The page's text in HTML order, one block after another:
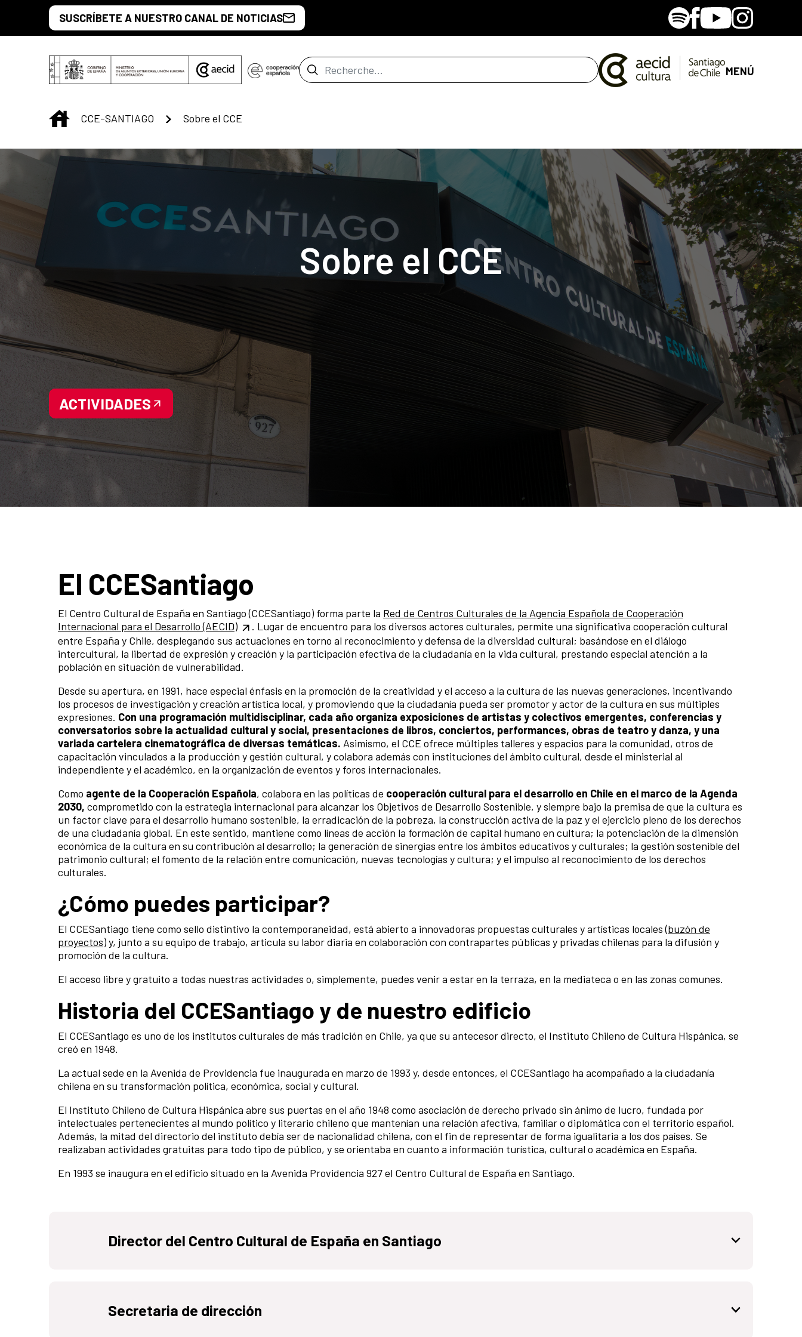
Saut au contenu principal
SUSCRÍBETE A NUESTRO CANAL DE NOTICIAS SpotifyFacebook
YoutubeInstagram
Barre de recherche MENÚ
INICIO
CCE-SANTIAGO Sobre el CCE
Sobre el CCE
ACTIVIDADES
El CCESantiago
El Centro Cultural de España en Santiago (CCESantiago) forma parte la Red de Centros Culturales de la Agencia Española de Cooperación
Internacional para el Desarrollo (AECID)
. Lugar de encuentro para los diversos actores culturales, permite una significativa cooperación cultural
entre España y Chile, desplegando sus actuaciones en torno al reconocimiento y defensa de la diversidad cultural; basándose en el diálogo
intercultural, la libertad de expresión y creación y la participación efectiva de la ciudadanía en la vida cultural, prestando especial atención a la
población en situación de vulnerabilidad.
Desde su apertura, en 1991, hace especial énfasis en la promoción de la creatividad y el acceso a la cultura de las nuevas generaciones, incentivando
los procesos de investigación y creación artística local, y promoviendo que la ciudadanía pueda ser promotor y actor de la cultura en sus múltiples
expresiones. Con una programación multidisciplinar, cada año organiza exposiciones de artistas y colectivos emergentes, conferencias y
conversatorios sobre la actualidad cultural y social, presentaciones de libros, conciertos, performances, obras de teatro y danza, y una
variada cartelera cinematográfica de diversas temáticas. Asimismo, el CCE ofrece múltiples talleres y espacios para la comunidad, otros de
capacitación vinculados a la producción y gestión cultural, y colabora además con instituciones del ámbito cultural, desde el ministerial al
independiente y el académico, en la organización de eventos y foros internacionales.
Como agente de la Cooperación Española, colabora en las políticas de cooperación cultural para el desarrollo en Chile en el marco de la Agenda
2030, comprometido con la estrategia internacional para alcanzar los Objetivos de Desarrollo Sostenible, y siempre bajo la premisa de que la cultura es
un factor clave para el desarrollo humano sostenible, la erradicación de la pobreza, la construcción activa de la paz y el ejercicio pleno de los derechos
de una ciudadanía global. En este sentido, mantiene como líneas de acción la formación de capital humano en cultura; la potenciación de la dimensión
económica de la cultura en su contribución al desarrollo; la generación de sinergias entre los ámbitos educativos y culturales; la gestión sostenible del
patrimonio cultural; el fomento de la relación entre comunicación, nuevas tecnologías y cultura; y el impulso al reconocimiento de los derechos
culturales.
¿Cómo puedes participar?
El CCESantiago tiene como sello distintivo la contemporaneidad, está abierto a innovadoras propuestas culturales y artísticas locales (buzón de
proyectos) y, junto a su equipo de trabajo, articula su labor diaria en colaboración con contrapartes públicas y privadas chilenas para la difusión y
promoción de la cultura.
El acceso libre y gratuito a todas nuestras actividades o, simplemente, puedes venir a estar en la terraza, en la mediateca o en las zonas comunes.
Historia del CCESantiago y de nuestro edificio
El CCESantiago es uno de los institutos culturales de más tradición en Chile, ya que su antecesor directo, el Instituto Chileno de Cultura Hispánica, se
creó en 1948.
La actual sede en la Avenida de Providencia fue inaugurada en marzo de 1993 y, desde entonces, el CCESantiago ha acompañado a la ciudadanía
chilena en su transformación política, económica, social y cultural.
El Instituto Chileno de Cultura Hispánica abre sus puertas en el año 1948 como asociación de derecho privado sin ánimo de lucro, fundada por
intelectuales pertenecientes al mundo político y literario chileno que mantenían una relación afectiva, familiar o diplomática con el territorio español.
Además, la mitad del directorio del instituto debía ser de nacionalidad chilena, con el fin de representar de forma igualitaria a los dos países. Se
realizaban actividades gratuitas para todo tipo de público, y se orientaba en cuanto a información turística, cultural o académica en España.
En 1993 se inaugura en el edificio situado en la Avenida Providencia 927 el Centro Cultural de España en Santiago.
Director del Centro Cultural de España en Santiago
Secretaria de dirección